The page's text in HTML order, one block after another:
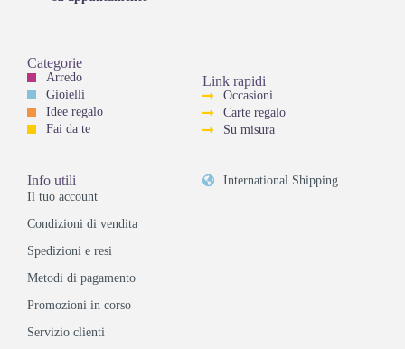
Categorie
Arredo
Gioielli
Idee regalo
Fai da te
Link rapidi
Occasioni
Carte regalo
Su misura
Info utili
Il tuo account
Condizioni di vendita
Spedizioni e resi
Metodi di pagamento
Promozioni in corso
Servizio clienti
International Shipping